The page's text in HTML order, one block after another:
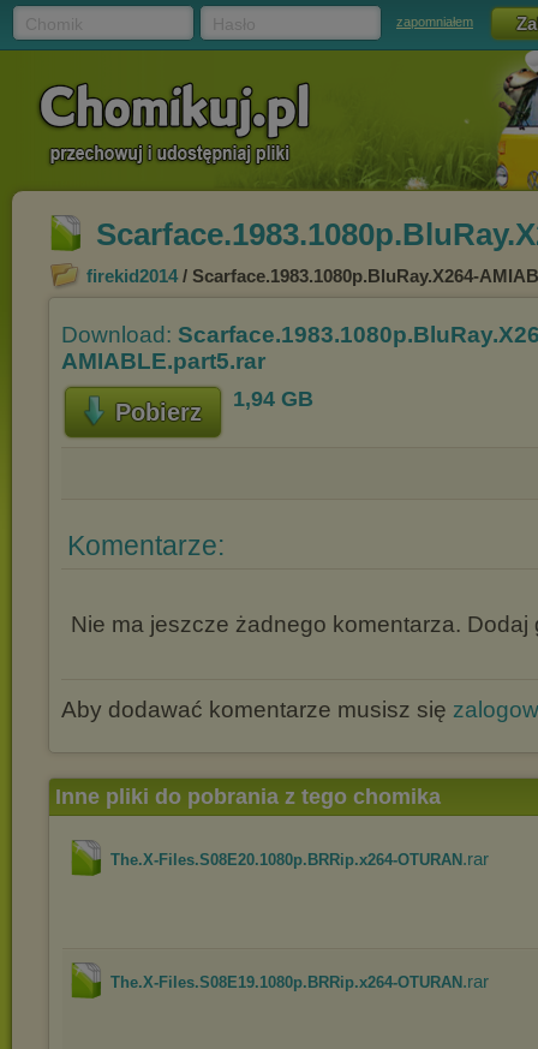
zapomniałem
firekid2014/ Scarface.1983.1080p.BluRay.X264-
Download:
AMIABLE.part5.rar
Pobierz 1,94 GB
Komentarze:
Nie ma jeszcze żadnego komentarza. Dodaj
Aby dodawać komentarze musisz się
Inne pliki do pobrania z tego chomika
The.X-Files.S08E20.1080p.BRRip.x264-OTURAN .rar
The.X-Files.S08E19.1080p.BRRip.x264-OTURAN .rar